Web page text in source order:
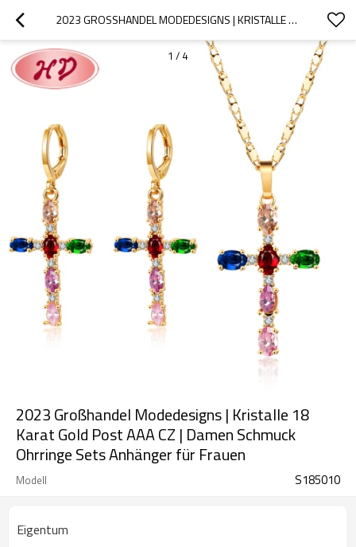
2023 GROSSHANDEL MODEDESIGNS | KRISTALLE 18 KARAT GOLD POST AAA CZ | DAMEN SCHMUCK OHRRINGE SETS ANHÄNGER FÜR FRAUEN
1 / 4
2023 Großhandel Modedesigns | Kristalle 18
Karat Gold Post AAA CZ | Damen Schmuck
Ohrringe Sets Anhänger für Frauen
Modell S185010
Eigentum